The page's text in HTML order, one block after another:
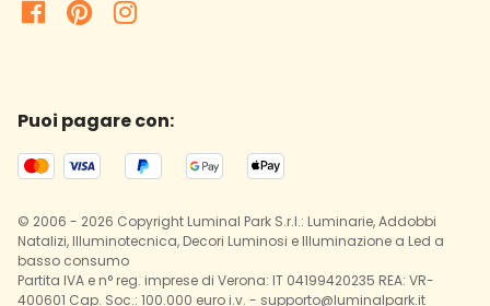
Puoi pagare con:
© 2006 - 2026 Copyright Luminal Park S.r.l.: Luminarie, Addobbi
Natalizi, Illuminotecnica, Decori Luminosi e Illuminazione a Led a
basso consumo
Partita IVA e n° reg. imprese di Verona: IT 04199420235 REA: VR-
400601 Cap. Soc.: 100.000 euro i.v. - supporto@luminalpark.it